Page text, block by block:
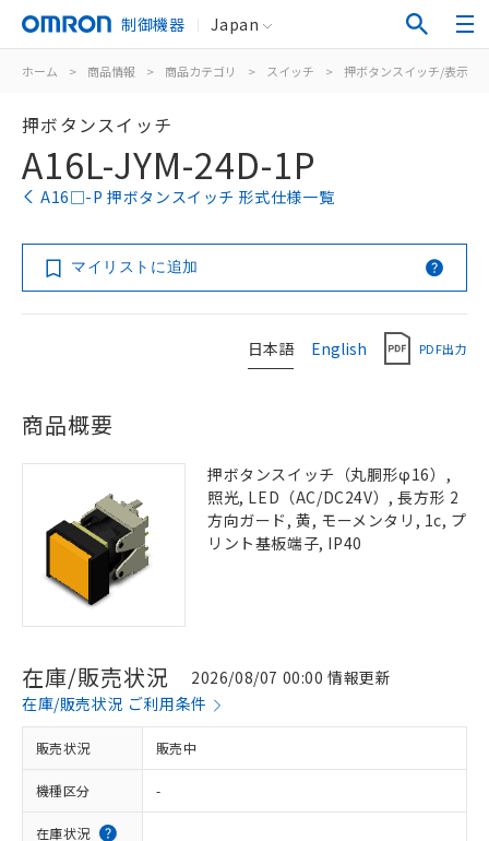
制御機器 Japan
ホーム > 商品情報 > 商品カテゴリ > スイッチ > 押ボタンスイッチ/表示灯
押ボタンスイッチ
A16L-JYM-24D-1P
A16□-P 押ボタンスイッチ 形式仕様一覧
マイリストに追加
日本語 English PDF出力
商品概要
押ボタンスイッチ（丸胴形φ16）,
照光, LED（AC/DC24V）, 長方形 2
方向ガード, 黄, モーメンタリ, 1c, プ
リント基板端子, IP40
在庫/販売状況
2026/08/07 00:00 情報更新
在庫/販売状況 ご利用条件
販売状況 販売中
機種区分 -
在庫状況